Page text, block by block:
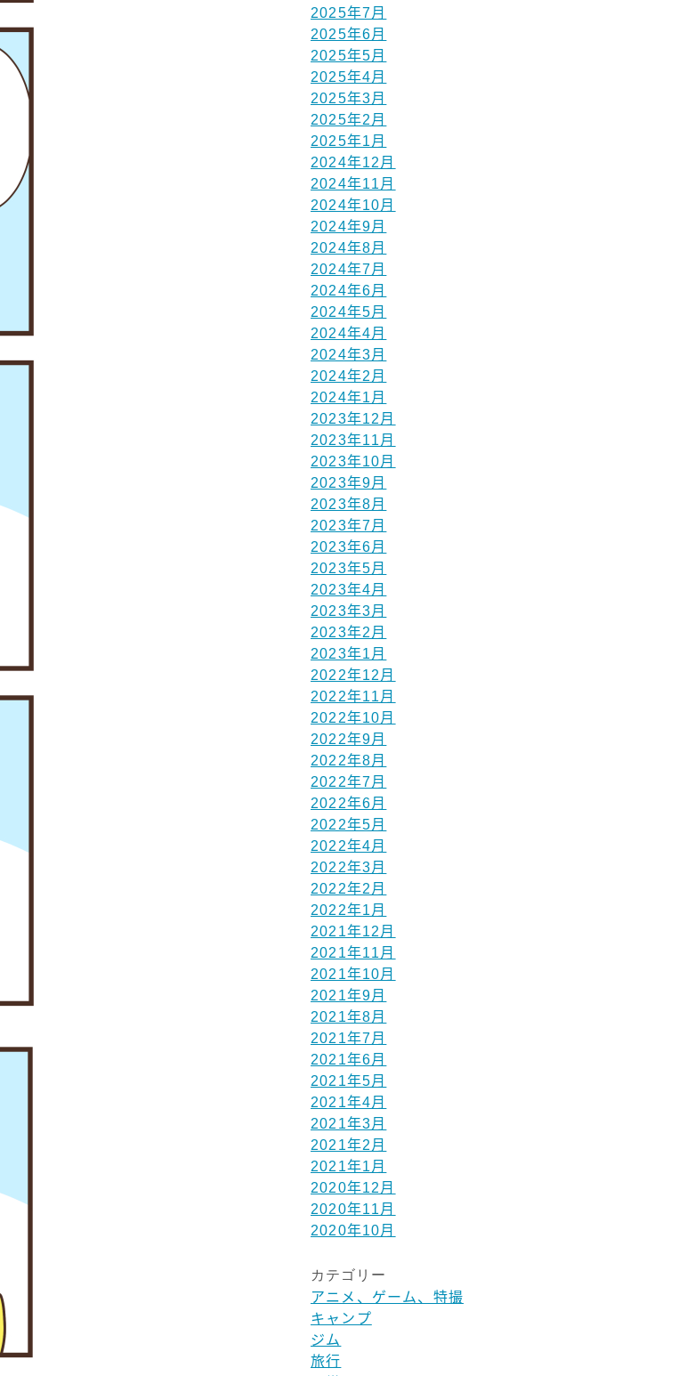
2025年7月
2025年6月
2025年5月
2025年4月
2025年3月
2025年2月
2025年1月
2024年12月
2024年11月
2024年10月
2024年9月
2024年8月
2024年7月
2024年6月
2024年5月
2024年4月
2024年3月
2024年2月
2024年1月
2023年12月
2023年11月
2023年10月
2023年9月
2023年8月
2023年7月
2023年6月
2023年5月
2023年4月
2023年3月
2023年2月
2023年1月
2022年12月
2022年11月
2022年10月
2022年9月
2022年8月
2022年7月
2022年6月
2022年5月
2022年4月
2022年3月
2022年2月
2022年1月
2021年12月
2021年11月
2021年10月
2021年9月
2021年8月
2021年7月
2021年6月
2021年5月
2021年4月
2021年3月
2021年2月
2021年1月
2020年12月
2020年11月
2020年10月
カテゴリー
アニメ、ゲーム、特撮
キャンプ
ジム
旅行